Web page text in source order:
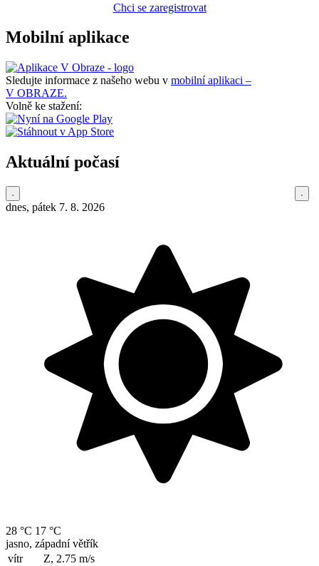
Chci se zaregistrovat
Mobilní aplikace
Sledujte informace z našeho webu v mobilní aplikaci –
V OBRAZE.
Volně ke stažení:
Aktuální počasí
dnes, pátek 7. 8. 2026
28 °C 17 °C
jasno, západní větřík
vítr
Z, 2.75 m/s